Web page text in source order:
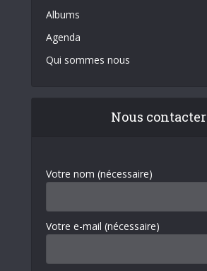
Albums
Agenda
Qui sommes nous
Nous contacter
Votre nom (nécessaire)
Votre e-mail (nécessaire)